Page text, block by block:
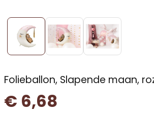
Folieballon, Slapende maan,
€ 6,68